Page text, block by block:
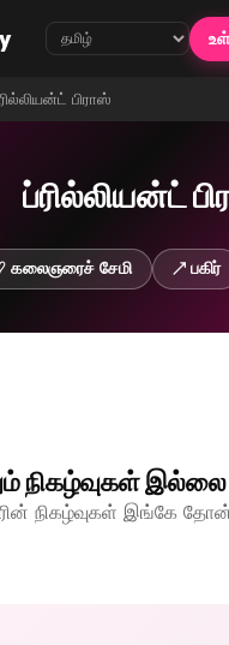
பிராஸ்
ப்ரில்லியன்ட்
கலைஞரைச் சேமி ↗ பகிர்
நிகழ்வுகள் இல்லை
நிகழ்வுகள் இங்கே